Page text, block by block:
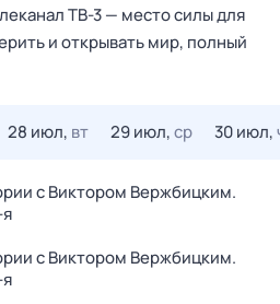
ТВ-3 — место силы для
и открывать мир, полный
28 июл, вт 29 июл,ср 30 июл,
с Виктoром Bержбицким.
с Виктoром Bержбицким.